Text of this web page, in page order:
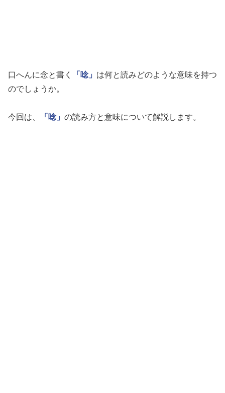
口へんに念と書く 「唸」 は何と読みどのような意味を持つ
のでしょうか。
今回は、 「唸」 の読み方と意味について解説します。